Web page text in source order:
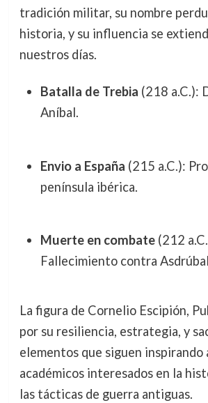
tradición militar, su nombre
historia, y su influencia se
nuestros días.
Batalla de Trebia (218 a.C.):
Aníbal.
Envio a España (215 a.C.):
península ibérica.
Muerte en combate(212
Fallecimiento contra
La figura de Cornelio Escipión,
por su resiliencia, estrategia, y
elementos que siguen inspirando
académicos interesados en la
las tácticas de guerra antiguas.